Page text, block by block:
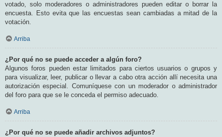
votado, solo moderadores o administradores pueden editar o borrar la
encuesta. Esto evita que las encuestas sean cambiadas a mitad de la
votación.
Arriba
¿Por qué no se puede acceder a algún foro?
Algunos foros pueden estar limitados para ciertos usuarios o grupos y
para visualizar, leer, publicar o llevar a cabo otra acción allí necesita una
autorización especial. Comuníquese con un moderador o administrador
del foro para que se le conceda el permiso adecuado.
Arriba
¿Por qué no se puede añadir archivos adjuntos?